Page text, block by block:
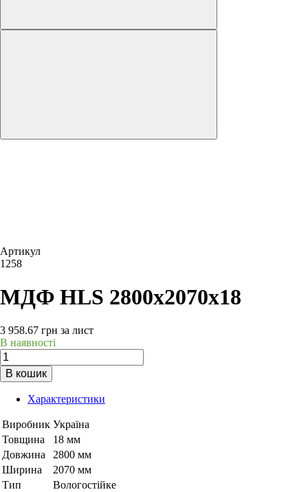
Артикул
1258
МДФ HLS 2800х2070х18
3 958.67 грн за лист
В наявності
В кошик
Характеристики
Виробник Україна
Товщина
18 мм
Довжина
2800 мм
Ширина
2070 мм
Тип
Вологостійке